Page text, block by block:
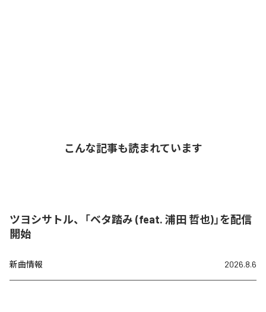
こんな記事も読まれています
ツヨシサトル、「ベタ踏み (feat. 浦田 哲也)」を配信
開始
新曲情報 2026.8.6